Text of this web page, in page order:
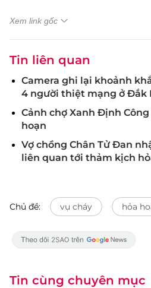
Xem link gốc
Tin liên quan
Camera ghi lại khoảnh
4 người thiệt mạng ở Đắk
Cảnh chợ Xanh Định
hoạn
Vợ chồng Chân Tử Đan
liên quan tới thảm kịch
Chủ đề: vụ cháy hỏa
Tin cùng chuyên mục